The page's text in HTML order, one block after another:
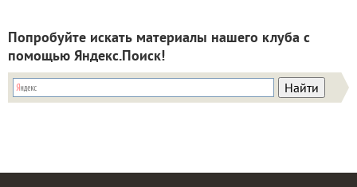
Попробуйте искать материалы нашего клуба с
помощью Яндекс.Поиск!